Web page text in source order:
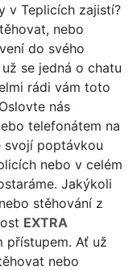
v Teplicích zajistí?
nebo
do svého
se jedná o chatu
rádi vám toto
nás
telefonátem na
svojí poptávkou
nebo v celém
Jakýkoli
stěhování z
EXTRA
přístupem. Ať už
nebo